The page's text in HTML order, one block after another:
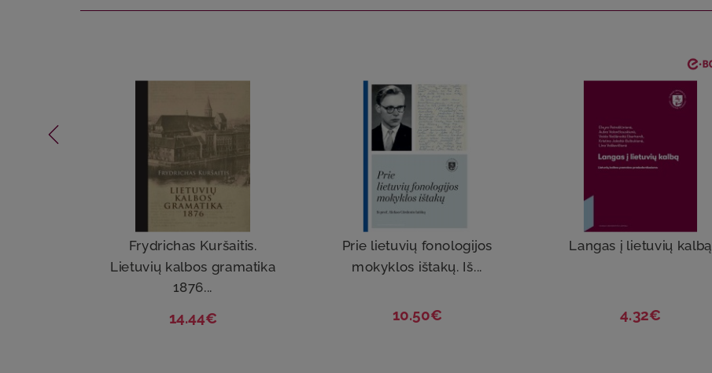
Frydrichas Kuršaitis.
Lietuvių kalbos gramatika
1876...
14.44€
Prie lietuvių fonologijos
mokyklos ištakų. Iš...
10.50€
Langas į lietuvių kalbą
4.32€